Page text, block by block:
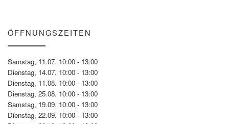
ÖFFNUNGSZEITEN
Samstag, 11.07. 10:00 - 13:00
Dienstag, 14.07. 10:00 - 13:00
Dienstag, 11.08. 10:00 - 13:00
Dienstag, 25.08. 10:00 - 13:00
Samstag, 19.09. 10:00 - 13:00
Dienstag, 22.09. 10:00 - 13:00